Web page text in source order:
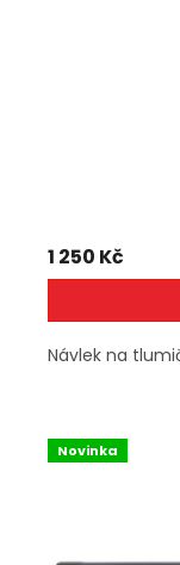
1 250 Kč
Návlek na
Novinka